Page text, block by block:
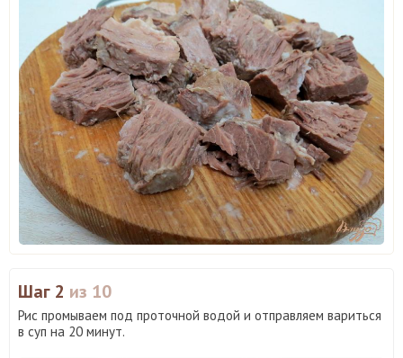
Шаг 2 из 10
Рис промываем под проточной водой и отправляем вариться
в суп на 20 минут.